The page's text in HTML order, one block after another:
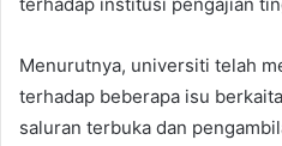
terhadap institusi pengajian
Menurutnya, universiti telah
terhadap beberapa isu
saluran terbuka dan